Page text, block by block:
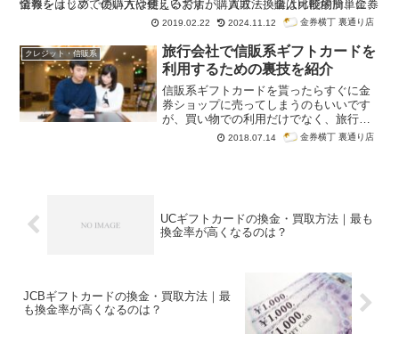
情報をはじめ、使い方や使えるお店、購入方法、購入可能場所、金券
ショップでの買取価格や換金率を紹介します。ダイナースロイヤルチ
ェックは額面が500円・1,000円・5,000円・1万円の4種類で、利用時
にお釣りが出ませんが、有効期限はありません。
金券ショップでの購入は難しいですが、買取・換金は比較的簡単にで
きます。換金率は都心の金券ショップほど高くなるでしょう。
2019.02.22 2024.11.12 金券横丁 裏通り店
クレジット・信販系
旅行会社で信販系ギフトカードを
利用するための裏技を紹介
信販系ギフトカードを貰ったらすぐに金
券ショップに売ってしまうのもいいです
が、買い物での利用だけでなく、旅行会
社やコンビニエンスストアでの利用方法
2018.07.14 金券横丁 裏通り店
UCギフトカードの換金・買取方法｜最も
換金率が高くなるのは？
JCBギフトカードの換金・買取方法｜最
も換金率が高くなるのは？